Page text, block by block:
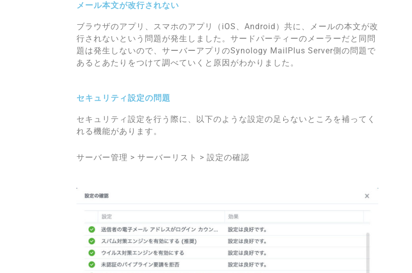
メール本文が改行されない
ブラウザのアプリ、スマホのアプリ（iOS、Android）共に、メールの本文が改
行されないという問題が発生しました。サードパーティーのメーラーだと同問
題は発生しないので、サーバーアプリのSynology MailPlus Server側の問題で
あるとあたりをつけて調べていくと原因がわかりました。
セキュリティ設定の問題
セキュリティ設定を行う際に、以下のような設定の足らないところを補ってく
れる機能があります。
サーバー管理 > サーバーリスト > 設定の確認